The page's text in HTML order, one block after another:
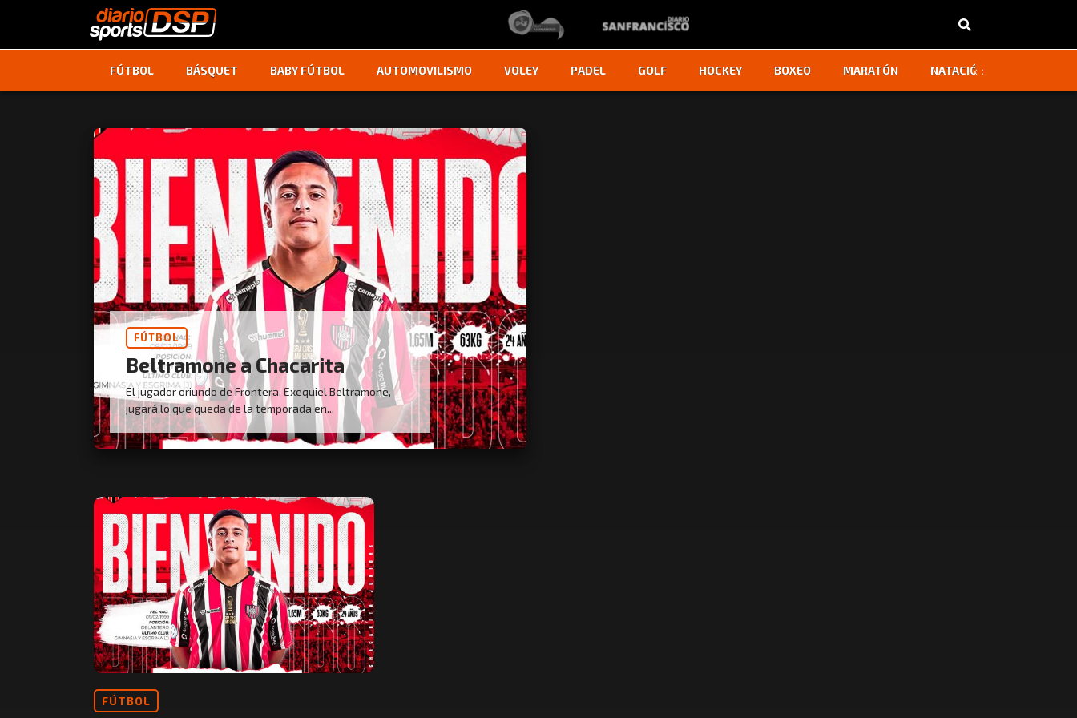
FÚTBOL BÁSQUET BABY FÚTBOL AUTOMOVILISMO VOLEY PADEL GOLF HOCKEY BOXEO MARATÓN NATACIÓN
‹ ›
FÚTBOL
Beltramone a Chacarita
El jugador oriundo de Frontera, Exequiel Beltramone,
jugará lo que queda de la temporada en...
FÚTBOL